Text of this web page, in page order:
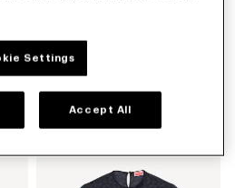
320 €
Settings
Accept All